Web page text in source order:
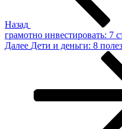
Назад
грамотно инвестировать: 7
Следующая
Далее Дети и деньги: 8